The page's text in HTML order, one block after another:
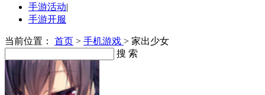
手游活动|
手游开服
当前位置： 首页 > 手机游戏 > 家出少女
搜 索